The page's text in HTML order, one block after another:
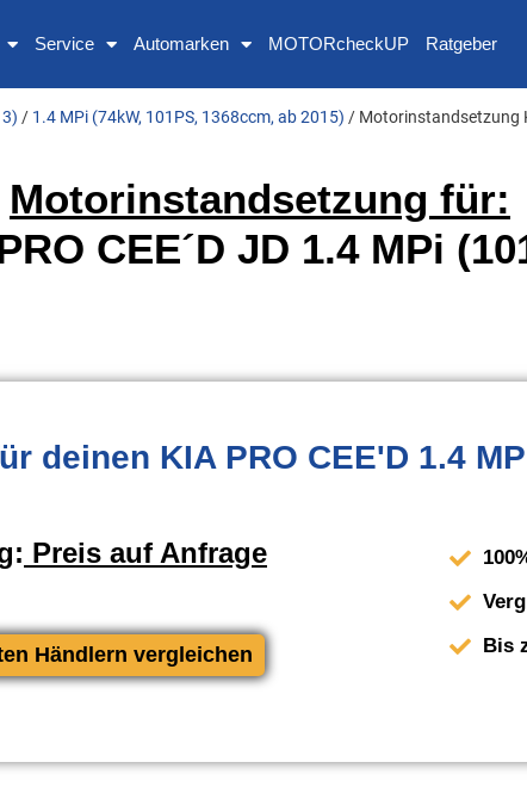
Service Automarken MOTORcheckUP Ratgeber
/ 1.4 MPi (74kW, 101PS, 1368ccm, ab 2015) / Motorinstandsetzung
Motorinstandsetzung für:
CEE´D JD 1.4 MPi
deinen KIA PRO CEE'D 1.4
Preis auf Anfrage
Händlern vergleichen
Bis